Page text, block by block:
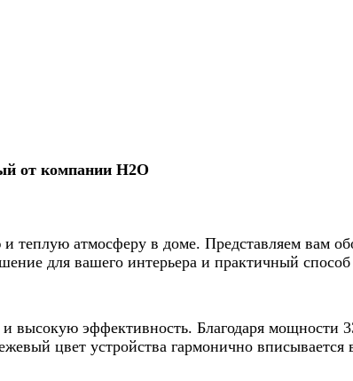
от компании Н2О
и теплую атмосферу в доме. Представляем вам
для вашего интерьера и практичный
высокую эффективность. Благодаря мощности
цвет устройства гармонично